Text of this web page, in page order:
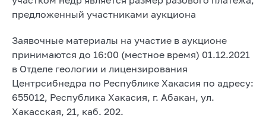
предложенный участниками аукциона
Заявочные материалы на участие в аукционе
принимаются до 16:00 (местное время) 01.12.2021
в Отделе геологии и лицензирования
Центрсибнедра по Республике Хакасия по адресу:
655012, Республика Хакасия, г. Абакан, ул.
Хакасская, 21, каб. 202.